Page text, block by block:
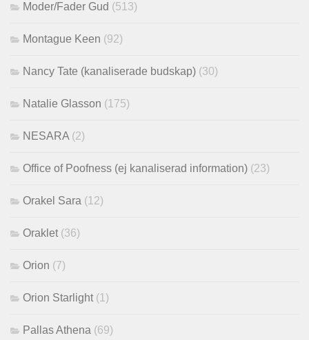
Moder/Fader Gud (513)
Montague Keen (92)
Nancy Tate (kanaliserade budskap) (30)
Natalie Glasson (175)
NESARA (2)
Office of Poofness (ej kanaliserad information) (23)
Orakel Sara (12)
Oraklet (36)
Orion (7)
Orion Starlight (1)
Pallas Athena (69)